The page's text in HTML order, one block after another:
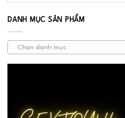
DANH MỤC SẢN PHẨM
Chọn danh mục